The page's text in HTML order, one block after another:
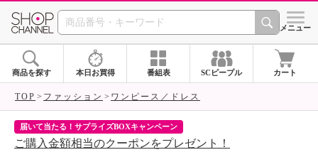
SHOP CHANNEL シメニュー
商品を探す 本日お買得 番組表 SCピープル カート
TOP ファッション ワンピース／ドレス
届いて当たる！サプライズBOXキャンペーン
ご購入金額相当のクーポンをプレゼント！